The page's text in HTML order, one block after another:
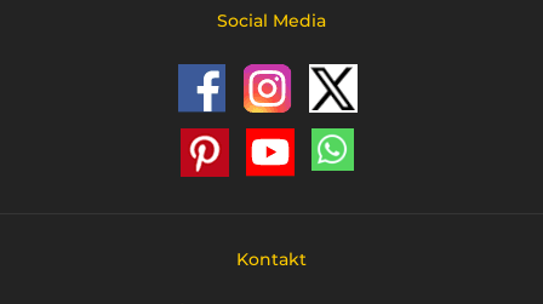
Social Media
Kontakt